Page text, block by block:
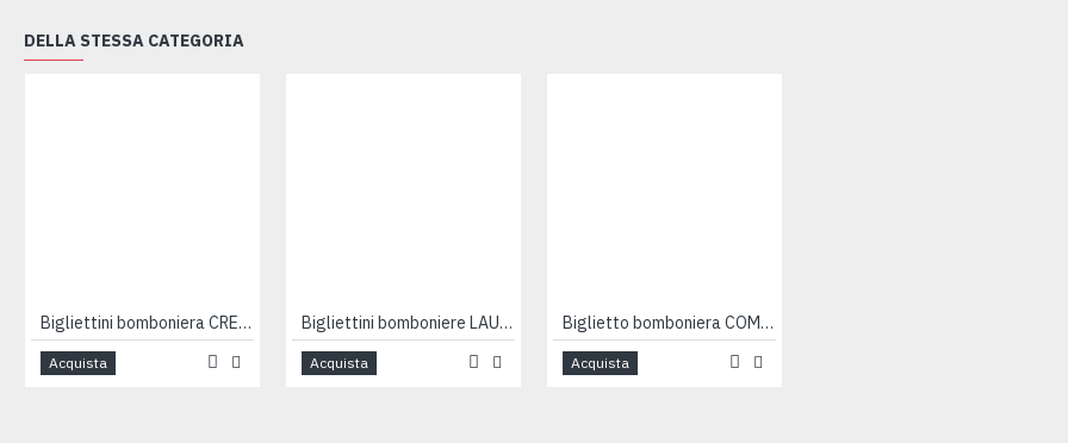
DELLA STESSA CATEGORIA
Bigliettini bomboniera CRESIMA 100pz
Acquista
Bigliettini bomboniere LAUREA 100pz
Acquista
Biglietto bomboniera COMUNIONE 200pz
Acquista